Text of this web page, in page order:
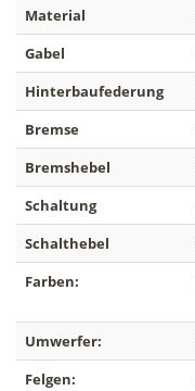
Material
Gabel
Hinterbaufederung
Bremse
Bremshebel
Schaltung
Schalthebel
Farben:
Umwerfer:
Felgen: